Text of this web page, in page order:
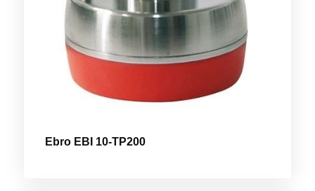
Ebro EBI 10-TP200